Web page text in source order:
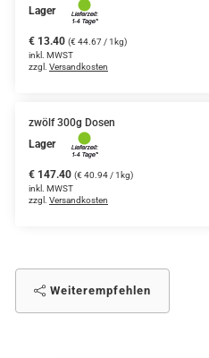
Lager
€ 13.40 (€ 44.67 / 1kg)
inkl. MWST
zzgl. Versandkosten
zwölf 300g Dosen
Lager
€ 147.40 (€ 40.94 / 1kg)
inkl. MWST
zzgl. Versandkosten
Weiterempfehlen